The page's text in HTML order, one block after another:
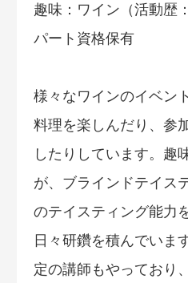
趣味：ワイン（活動歴
パート資格保有
様々なワインのイベン
料理を楽しんだり、参
したりしています。趣
が、ブラインドテイス
のテイスティング能力
日々研鑽を積んでいま
定の講師もやっており